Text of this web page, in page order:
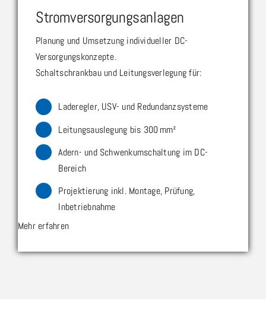
Stromversorgungsanlagen
Planung und Umsetzung individueller DC-
Versorgungskonzepte.
Schaltschrankbau und Leitungsverlegung für:
Laderegler, USV- und Redundanzsysteme
Leitungsauslegung bis 300 mm²
Adern- und Schwenkumschaltung im DC-
Bereich
Projektierung inkl. Montage, Prüfung,
Inbetriebnahme
Mehr erfahren